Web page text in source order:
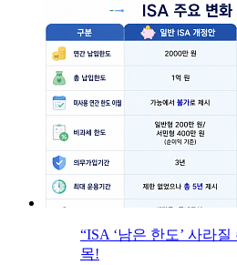
“ISA ‘남은 한도’ 사라
목!